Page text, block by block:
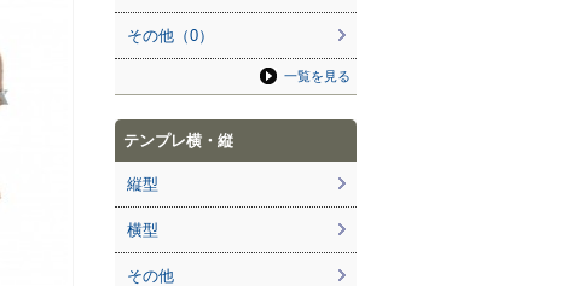
その他（0）
一覧を見る
テンプレ横・縦
縦型
横型
その他